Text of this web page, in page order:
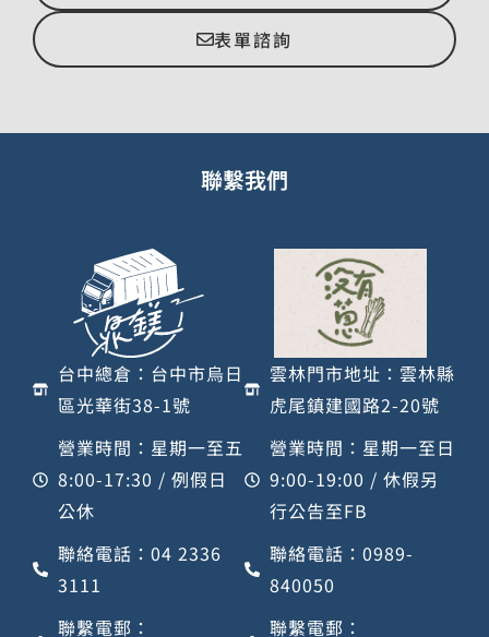
表單諮詢
聯繫我們
台中總倉：台中市烏日
區光華街38-1號
營業時間：星期一至五
8:00-17:30 / 例假日
公休
聯絡電話：04 2336
3111
聯繫電郵：
雲林門市地址：雲林縣
虎尾鎮建國路2-20號
營業時間：星期一至日
9:00-19:00 / 休假另
行公告至FB
聯絡電話：0989-
840050
聯繫電郵：